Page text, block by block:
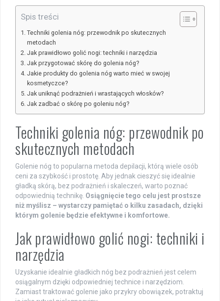
Spis treści
Techniki golenia nóg: przewodnik po skutecznych
metodach
Jak prawidłowo golić nogi: techniki i narzędzia
Jak przygotować skórę do golenia nóg?
Jakie produkty do golenia nóg warto mieć w swojej
kosmetyczce?
Jak uniknąć podrażnień i wrastających włosków?
Jak zadbać o skórę po goleniu nóg?
Techniki golenia nóg: przewodnik po
skutecznych metodach
Golenie nóg to popularna metoda depilacji, którą wiele osób
ceni za szybkość i prostotę. Aby jednak cieszyć się idealnie
gładką skórą, bez podrażnień i skaleczeń, warto poznać
odpowiednią technikę. Osiągnięcie tego celu jest prostsze
niż myślisz – wystarczy pamiętać o kilku zasadach, dzięki
którym golenie będzie efektywne i komfortowe.
Jak prawidłowo golić nogi: techniki i
narzędzia
Uzyskanie idealnie gładkich nóg bez podrażnień jest celem
osiągalnym dzięki odpowiedniej technice i narzędziom.
Zamiast traktować golenie jako przykry obowiązek, potraktuj